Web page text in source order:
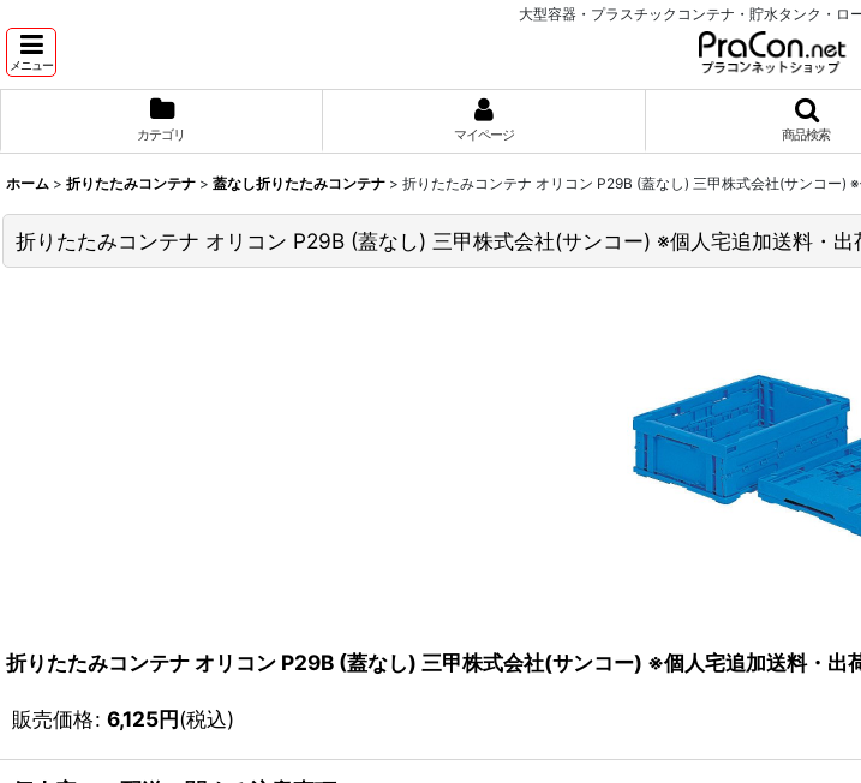
大型容器・プラスチックコンテナ・貯水タンク・ロ
メニュー
カテゴリ マイページ 商品検索
ホーム > 折りたたみコンテナ > 蓋なし折りたたみコンテナ > 折りたたみコンテナ オリコン P29B (蓋なし) 三甲株式会社(サンコー)
折りたたみコンテナ オリコン P29B (蓋なし) 三甲株式会社(サンコー) ※個人宅追加送料・
折りたたみコンテナ オリコン P29B (蓋なし) 三甲株式会社(サンコー) ※個人宅追加送料・出
販売価格: 6,125円(税込)